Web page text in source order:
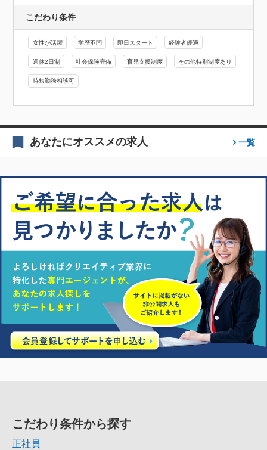
こだわり条件
女性が活躍 学歴不問 即日スタート 経験者優遇
週休2日制 社会保険完備 育児支援制度 その他特別制度あり
時短勤務相談可
あなたにオススメの求人 一覧
こだわり条件から探す
正社員